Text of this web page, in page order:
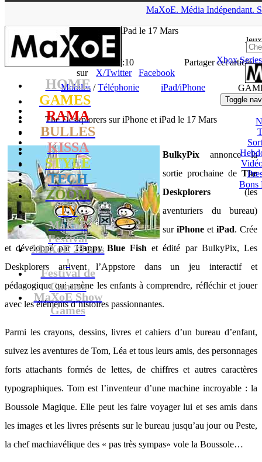
MaXoE. Média Indépendant.
HOME
GAMES
RAMA
BULLES
KISSA
STYLE
TECH
ZOOM
TV
MaXoE
Festival
MaXoE 25 ans
!
Festival de
Cannes
MaXoE Show
Games
Jeux
Xbox
Toggle
Bons
iPhone et iPad le 17 Mars
- 21.02.11, 17:10
Partager cet article
sur
X/Twitter
Facebook
Mobiles /Téléphonie iPad/iPhone
The Deskplorers sur iPhone et iPad le 17 Mars
BulkyPix annonce la
sortie prochaine de The
Deskplorers (les
aventuriers du bureau)
sur iPhone et iPad. Crée
et développé parHappy Blue Fish et édité par BulkyPix, Les
Deskplorers arrivent l’Appstore dans un jeu interactif et
pédagogique qui amène les enfants à comprendre, réfléchir et jouer
avec les éléments d’histoires passionnantes.
Parmi les crayons, dessins, livres et cahiers d’un bureau d’enfant,
suivez les aventures de Tom, Léa et tous leurs amis, des personnages
forts attachants formés de lettes, de chiffres et autres caractères
typographiques. Tom est l’inventeur d’une machine incroyable : la
Boussole Magique. Elle peut les faire voyager lui et ses amis dans
les images et les livres présents sur le bureau jusqu’au jour ou Peste,
la chef machiavélique des « pas très sympas» vole la Boussole…